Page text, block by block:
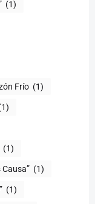
(1)
Frío (1)
(1)
(1)
(1)